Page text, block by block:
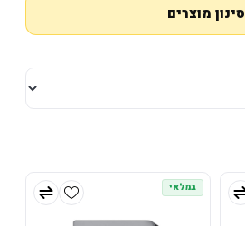
סינון מוצרים
במלאי